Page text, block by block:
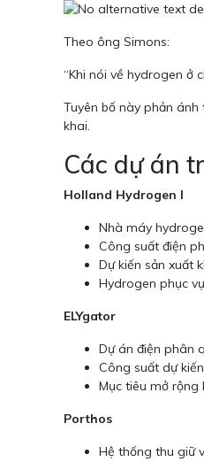
Theo ông Simons:
“Khi nói về hydrogen ở
Tuyên bố này phản
khai.
Các dự án
Holland Hydrogen I
Nhà máy
Công suất điện
Dự kiến sản xuất
Hydrogen phục
ELYgator
Dự án điện phân
Công suất dự
Mục tiêu mở rộng
Porthos
Hệ thống thu giữ